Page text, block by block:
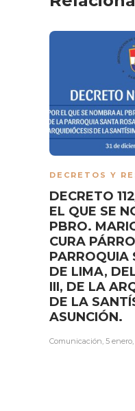
DECRETOS Y
DECRETO
EL QUE SE
PBRO.
CURA
PARROQUIA
DE LIMA,
III, DE LA
DE LA
ASUNCIÓN.
Comunicación, 5 enero,